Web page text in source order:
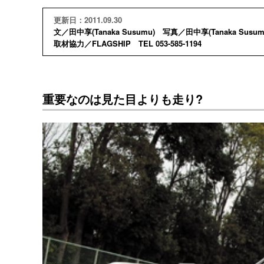
更新日：2011.09.30
文／田中享(Tanaka Susumu) 写真／田中享(Tanaka
取材協力／FLAGSHIP TEL 053-585-1194
重要なのは見た目よりも走り?